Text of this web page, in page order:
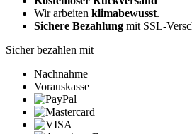
Wir arbeiten klimabewusst.
Sichere Bezahlung mit SSL-
Sicher bezahlen mit
Nachnahme
Vorauskasse